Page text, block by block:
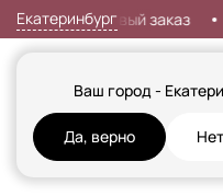
Екатеринбург
Ваш город -
Да, верно
7% на первый заказ
Кошки СобакиРыбы